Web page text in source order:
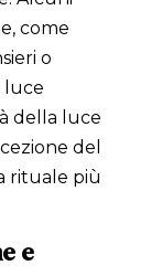
come
o
luce
della luce
del
rituale più
e